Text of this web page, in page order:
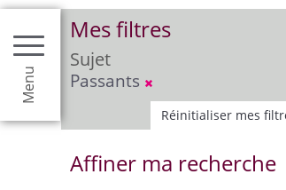
Menu
Mes filtres
Sujet
Passants
Réinitialiser mes
Affiner ma recherche